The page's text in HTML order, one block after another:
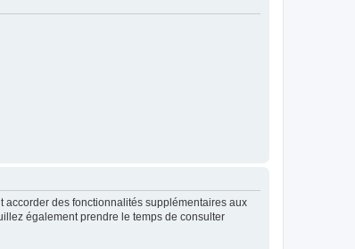
accorder des fonctionnalités supplémentaires aux
également prendre le temps de consulter